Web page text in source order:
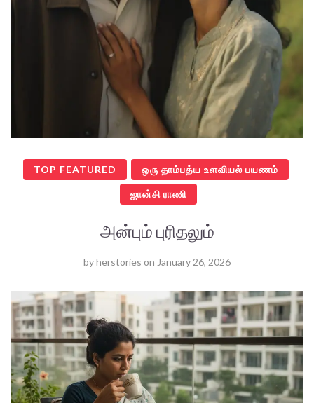
TOP FEATURED ஒரு தாம்பத்ய உளவியல் பயணம்
ஜான்சி ராணி
அன்பும் புரிதலும்
byherstories on January 26, 2026